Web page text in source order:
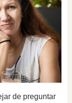
de preguntar